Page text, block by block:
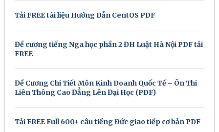
Tải FREE tài liệu Hướng Dẫn CentOS PDF
Đề cương tiếng Nga học phần 2 ĐH Luật Hà Nội PDF tải
FREE
Đề Cương Chi Tiết Môn Kinh Doanh Quốc Tế – Ôn Thi
Liên Thông Cao Đẳng Lên Đại Học (PDF)
Tải FREE Full 600+ câu tiếng Đức giao tiếp cơ bản PDF